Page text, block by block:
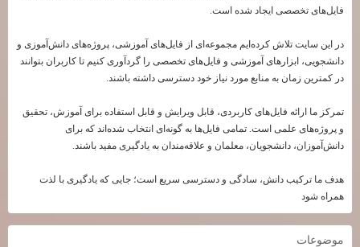
فایل‌های تخصصی ایجاد شده است.
در این سایت تلاش کرده‌ایم مجموعه‌ای از فایل‌های آموزشی، پروژه‌های دانش‌آموزی و
دانشجویی، ابزارهای آموزشی و فایل‌های تخصصی را گردآوری کنیم تا کاربران بتوانند
در کمترین زمان به منابع مورد نیاز خود دسترسی داشته باشند.
تمرکز ما ارائه فایل‌های کاربردی، قابل ویرایش و قابل استفاده برای آموزش، تحقیق
و پروژه‌های علمی است. تمامی فایل‌ها به گونه‌ای انتخاب شده‌اند که برای
دانش‌آموزان، دانشجویان، معلمان و علاقه‌مندان به یادگیری مفید باشند.
هدف ما ترکیب دانش، سادگی و دسترسی سریع است؛ جایی که یادگیری با لذت
همراه شود
موضوعات